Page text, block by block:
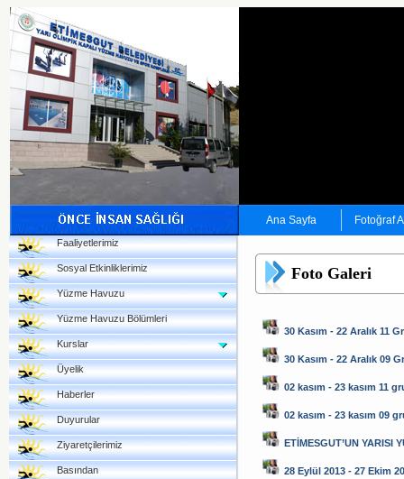
Ana Sayfa Fotoğraf
Faaliyetlerimiz
Sosyal Etkinliklerimiz
Yüzme Havuzu
Yüzme Havuzu Bölümleri
Kurslar
Üyelik
Haberler
Duyurular
Ziyaretçilerimiz
Basından
Foto Galeri
30 Kasım - 22 Aralık 11
30 Kasım - 22 Aralık 09
02 kasım - 23 kasım 11
02 kasım - 23 kasım 09
ETİMESGUT’UN YARISI
28 Eylül 2013 - 27 Ekim